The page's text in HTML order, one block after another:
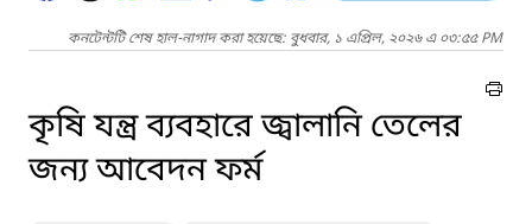
কনটেন্টটি শেষ হাল-নাগাদ করা হয়েছে: বুধবার, ১ এপ্রিল, ২০২৬ এ ০৩:৫৫ PM
কৃষি যন্ত্র ব্যবহারে জ্বালানি তেলের
জন্য আবেদন ফর্ম